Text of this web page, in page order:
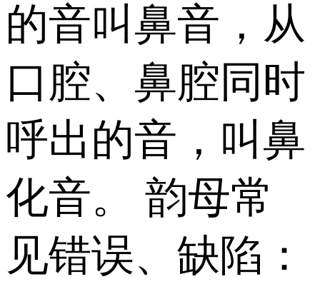
的音叫鼻音，从
口腔、鼻腔同时
呼出的音，叫鼻
化音。 韵母常
见错误、缺陷：